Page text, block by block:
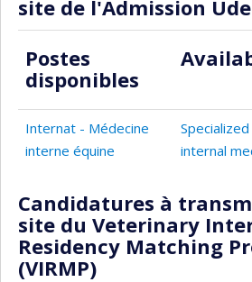
site de l'Admission
Postes
disponibles
Internat - Médecine
interne équine
internal
Candidatures à
site du Veterinary
Residency Matching
(VIRMP)